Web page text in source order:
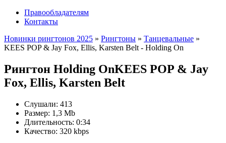
Правообладателям
Контакты
Новинки рингтонов 2025 » Рингтоны » Танцевальные »
KEES POP & Jay Fox, Ellis, Karsten Belt - Holding On
Рингтон Holding OnKEES POP & Jay
Fox, Ellis, Karsten Belt
Слушали: 413
Размер: 1,3 Mb
Длительность: 0:34
Качество: 320 kbps